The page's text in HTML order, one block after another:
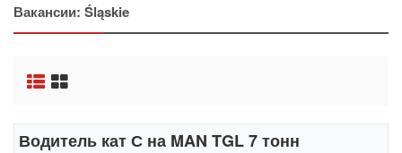
Вакансии: Śląskie
Водитель кат С на MAN TGL 7 тонн